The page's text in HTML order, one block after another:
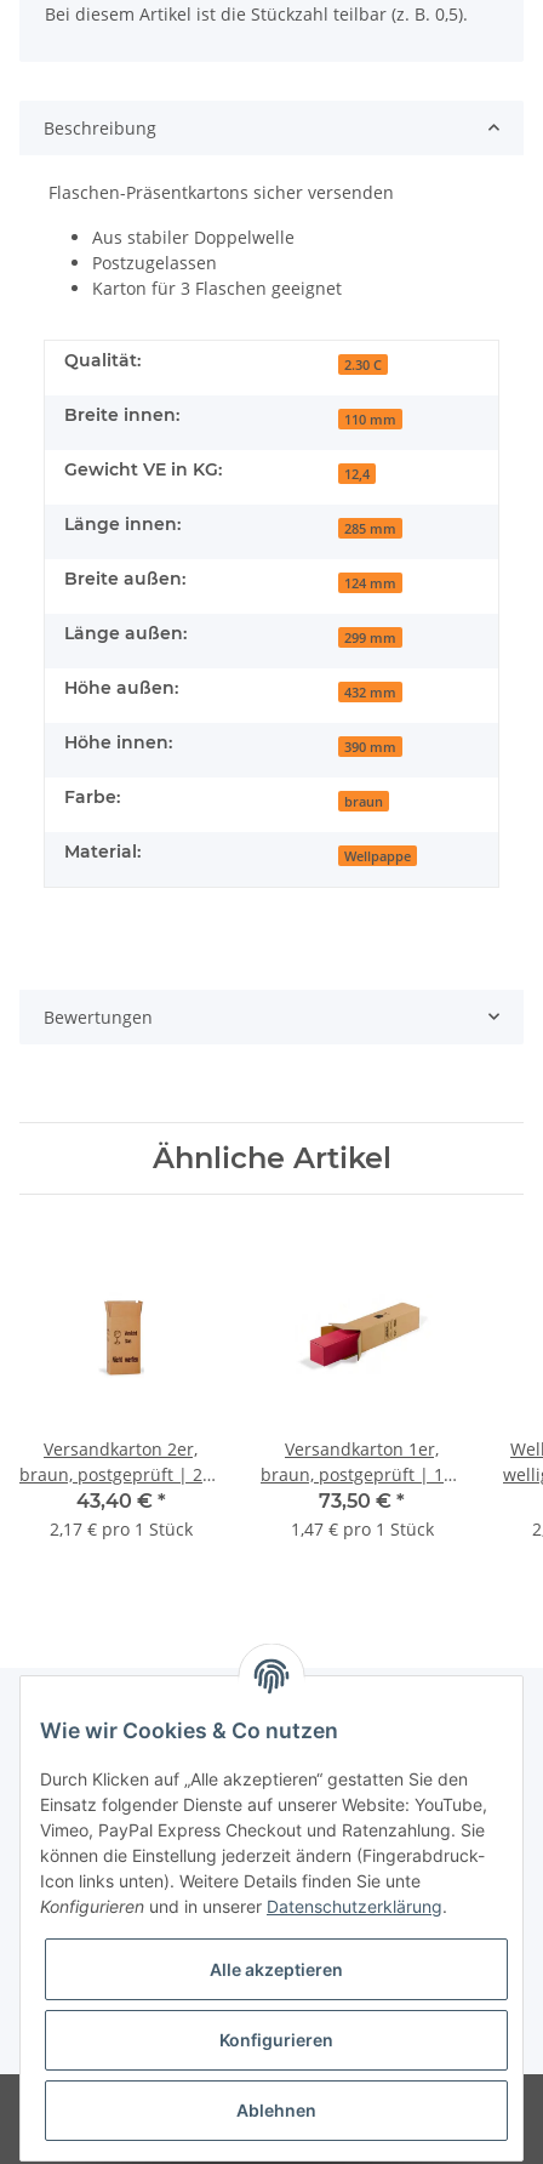
Bei diesem Artikel ist die Stückzahl teilbar (z. B. 0,5).
Beschreibung
Flaschen-Präsentkartons sicher versenden
Aus stabiler Doppelwelle
Postzugelassen
Karton für 3 Flaschen geeignet
Qualität: 2.30 C
Breite innen: 110 mm
Gewicht VE in KG: 12,4
Länge innen: 285 mm
Breite außen: 124 mm
Länge außen: 299 mm
Höhe außen: 432 mm
Höhe innen: 390 mm
Farbe: braun
Material: Wellpappe
Bewertungen
Ähnliche Artikel
Versandkarton 2er,
braun, postgeprüft | 205
x 110 x 380 mm (L x B x
H) Innenmaß | VE = 20
43,40 € *
2,17 € pro 1 Stück
Versandkarton 1er,
braun, postgeprüft | 115
x 110 x 410 mm (L x B x
H) Innenmaß | VE = 50
73,50 € *
1,47 € pro 1 Stück
Gesetzliche Informationen
Vertrag widerrufen
* Alle Preise zzgl. gesetzlicher USt., zzgl.Versand
Unser Webshop richtet sich an gewerbliche
öffentliche Institutionen. Kein Verkauf an Verbraucher i.S.d. § 13 BGB alle
Wie wir Cookies & Co nutzen
Durch Klicken auf „Alle akzeptieren“ gestatten Sie den
Einsatz folgender Dienste auf unserer Website: YouTube,
Vimeo, PayPal Express Checkout und Ratenzahlung. Sie
können die Einstellung jederzeit ändern (Fingerabdruck-
Icon links unten). Weitere Details finden Sie unte
Konfigurieren und in unserer Datenschutzerklärung.
Alle akzeptieren
Konfigurieren
Ablehnen